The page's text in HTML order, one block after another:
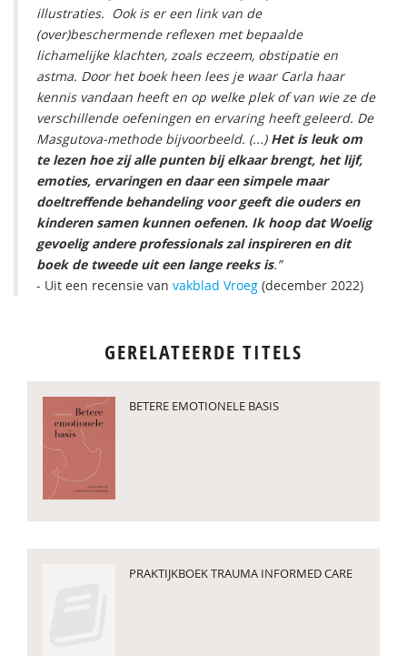
illustraties. Ook is er een link van de
(over)beschermende reflexen met bepaalde
lichamelijke klachten, zoals eczeem, obstipatie en
astma. Door het boek heen lees je waar Carla haar
kennis vandaan heeft en op welke plek of van wie ze de
verschillende oefeningen en ervaring heeft geleerd. De
Masgutova-methode bijvoorbeeld. (...) Het is leuk om
te lezen hoe zij alle punten bij elkaar brengt, het lijf,
emoties, ervaringen en daar een simpele maar
doeltreffende behandeling voor geeft die ouders en
kinderen samen kunnen oefenen. Ik hoop dat Woelig
gevoelig andere professionals zal inspireren en dit
boek de tweede uit een lange reeks is.”
- Uit een recensie van vakblad Vroeg (december 2022)
GERELATEERDE TITELS
BETERE EMOTIONELE BASIS
PRAKTIJKBOEK TRAUMA INFORMED CARE